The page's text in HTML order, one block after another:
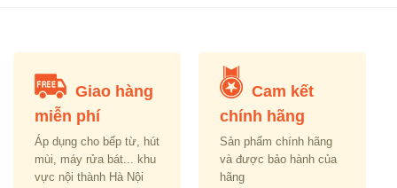
Giao hàng
miễn phí
Áp dụng cho bếp từ, hút
mùi, máy rửa bát... khu
vực nội thành Hà Nội
Cam kết
chính hãng
Sản phẩm chính hãng
và được bảo hành của
hãng